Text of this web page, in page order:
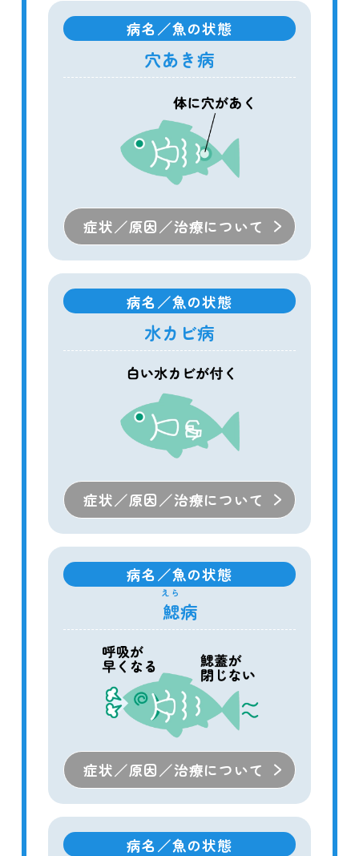
病名／魚の状態
穴あき病
症状／原因／治療について
病名／魚の状態
水カビ病
症状／原因／治療について
病名／魚の状態
鰓
えら
病
症状／原因／治療について
病名／魚の状態